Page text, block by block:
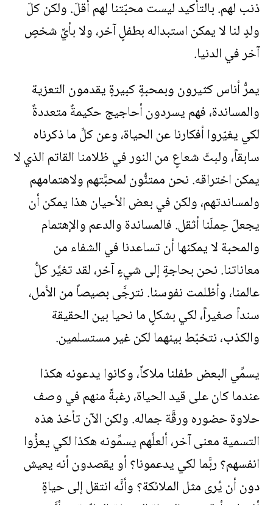
ذنب لهم. بالتأكيد ليست محبّتنا لهم أقلّ. ولكن كلّ
ولدٍ لنا لا يمكن استبداله بطفلٍ آخر، ولا بأيِّ شخصٍ
آخر في الدنيا.
يمرُّ أناس كثيرون وبمحبةٍ كبيرةٍ يقدمون التعزية
والمساندة، فهم يسردون أحاجيج حكيمةٌ متعددةٌ
لكي يغيّروا أفكارنا عن الحياة، وعن كلِّ ما ذكرناه
سابقاً، ولبثّ شعاعٍ من النور في ظلامنا القاتم الذي لا
يمكن اختراقه. نحن ممتنُّون لمحبَّتهم ولاهتمامهم
ولمساندتهم، ولكن في بعض الأحيان هذا يمكن أن
يجعلَ حِملَنا أثقل. فالمساندة والدعم والإهتمام
والمحبة لا يمكنها أن تساعدنا في الشفاء من
معاناتنا. نحن بحاجةٍ إلى شيءٍ آخر، لقد تغيَّر كلُّ
عالمنا، وأظلمت نفوسنا. نترجَّى بصيصاً من الأمل،
سنداً صغيراً، لكي بشكلٍ ما نحيا بين الحقيقة
والكذب، نتخبّط بينهما لكن غير مستسلمين.
يسمِّي البعض طفلنا ملاكاً، وكانوا يدعونه هكذا
عندما كان على قيد الحياة، رغبةً منهم في وصف
حلاوة حضوره ورقَّة جماله. ولكن الآن تأخذ هذه
التسمية معنى آخر، ألعلَّهم يسمِّونه هكذا لكي يعزُّوا
انفسهم؟ ربَّما لكي يدعمونا؟ أو يقصدون أنه يعيش
دون أن يُرى مثل الملائكة؟ وأنَّه انتقل إلى حياةٍ